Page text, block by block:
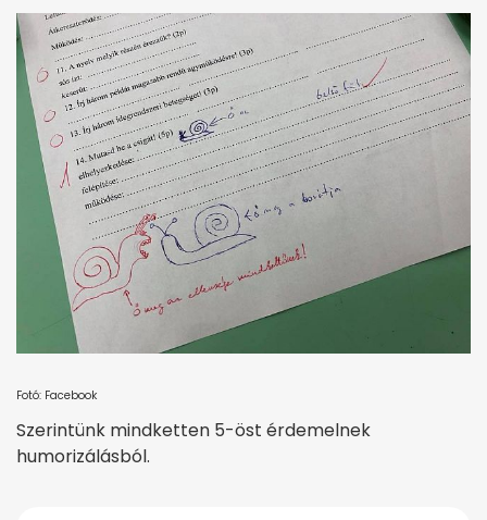
Fotó: Facebook
Szerintünk mindketten 5-öst érdemelnek
humorizálásból.